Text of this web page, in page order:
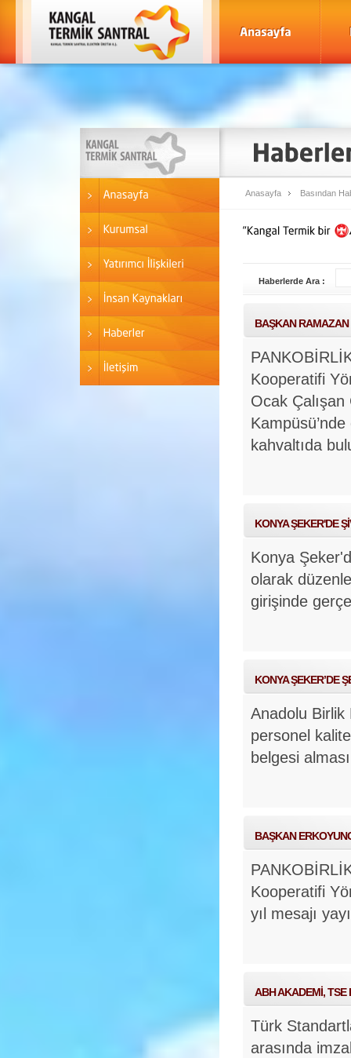
Anasayfa Basından
Haberlerde Ara :
BAŞKAN RAMAZAN
Kooperatifi
Ocak
kahvaltıda
KONYA ŞEKER'DE
Konya
olarak
girişinde
KONYA ŞEKER’DE
Anadolu Birlik
personel
belgesi
BAŞKAN
Kooperatifi
yıl mesajı
ABH AKADEMİ, TSE
Türk
arasında